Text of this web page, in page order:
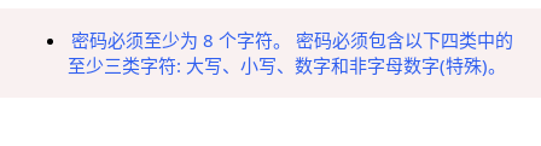
密码必须至少为 8 个字符。 密码必须包含以下四类中的
至少三类字符: 大写、小写、数字和非字母数字(特殊)。